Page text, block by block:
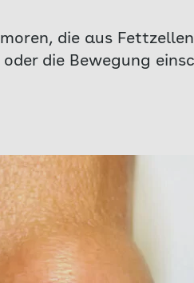
die aus
die Bewegung